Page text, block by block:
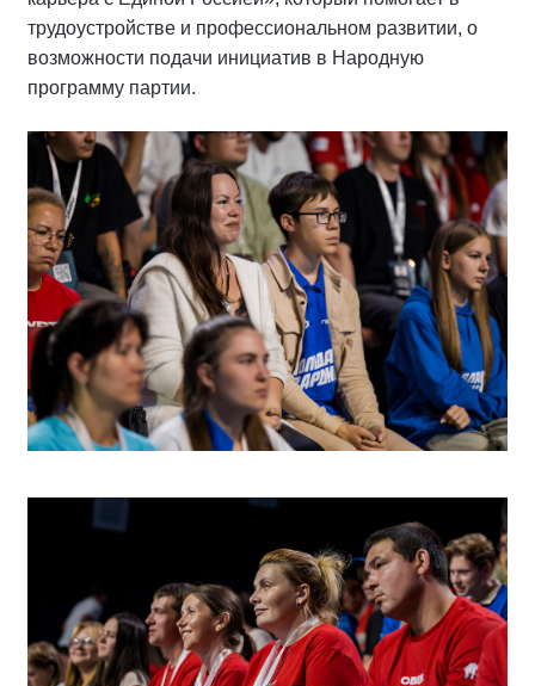
трудоустройстве и профессиональном развитии, о
возможности подачи инициатив в Народную
программу партии.